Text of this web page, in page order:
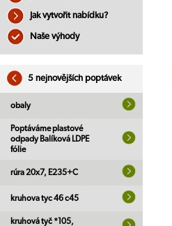
Jak vytvořit nabídku?
Naše výhody
5 nejnovějších poptávek
obaly
Poptáváme plastové
odpady Balíková LDPE
fólie
rúra 20x7, E235+C
kruhova tyc 46 c45
kruhová tyč *105,